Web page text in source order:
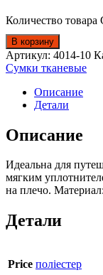
Количество
В корзину
Артикул: 4014-10
Сумки тканевые
Описание
Детали
Описание
Идеальна для
мягким
на плечо.
Детали
Price поліестер